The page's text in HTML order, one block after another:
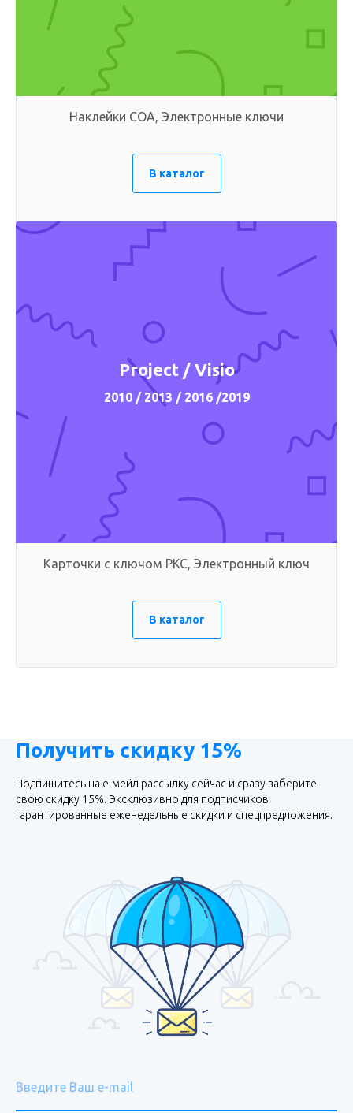
Наклейки COA, Электронные ключи
В каталог
Project / Visio
2010 / 2013 / 2016 /2019
Карточки с ключом PKC, Электронный ключ
В каталог
Получить скидку 15%
Подпишитесь на е-мейл рассылку сейчас и сразу заберите
свою скидку 15%. Эксклюзивно для подписчиков
гарантированные еженедельные скидки и спецпредложения.